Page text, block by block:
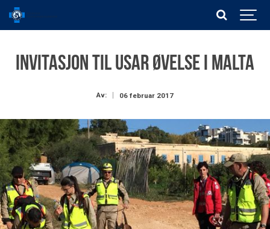
Invitasjon til USAR øvelse i Malta
Av: 06 februar 2017